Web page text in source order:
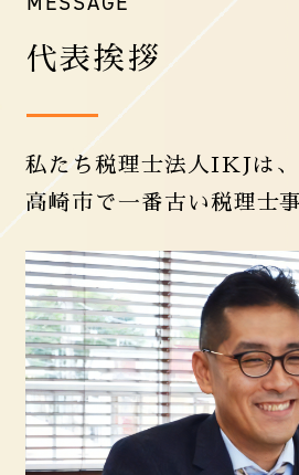
代表挨拶
私たち税理士法人IKJは、
高崎市で一番古い税理士